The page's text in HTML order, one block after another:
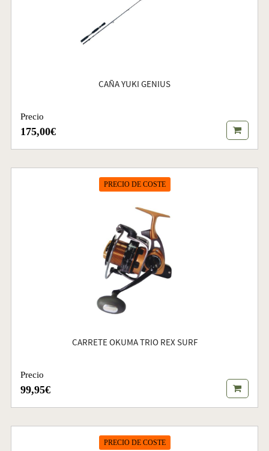
CAÑA YUKI GENIUS
Precio
175,00€
PRECIO DE COSTE
CARRETE OKUMA TRIO REX SURF
Precio
99,95€
PRECIO DE COSTE